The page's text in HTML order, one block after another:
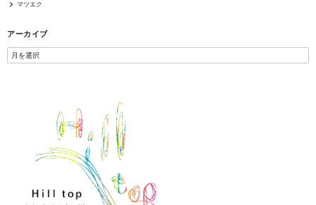
マツエク
アーカイブ